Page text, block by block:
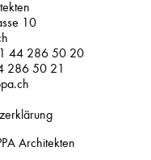
10
44 286 50 20
286 50 21
Architekten